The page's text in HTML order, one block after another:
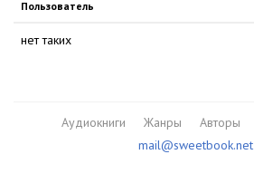
Пользователь
нет таких
Аудиокниги Жанры Авторы
mail@sweetbook.net